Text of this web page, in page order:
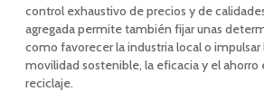
control exhaustivo de precios y de
agregada permite también fijar unas
como favorecer la industria local o impulsar
movilidad sostenible, la eficacia y el ahorro
reciclaje.